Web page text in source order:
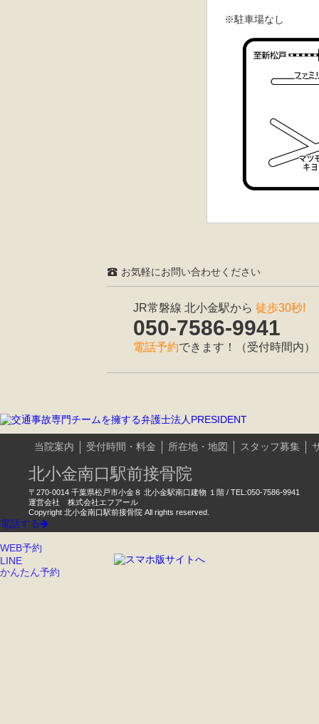
※駐車場なし
お気軽にお問い合わせください
JR常磐線 北小金駅から 徒歩30秒!
050-7586-9941
電話予約できます！（受付時間内）
当院案内 受付時間・料金 所在地・地図 スタッフ募集
北小金南口駅前接骨院
〒270-0014 千葉県松戸市小金８ 北小金駅南口建物 １階 / TEL:050-7586-9941
運営会社 株式会社エフアール
Copyright 北小金南口駅前接骨院 All rights reserved.
電話する
WEB予約
LINE
かんたん予約